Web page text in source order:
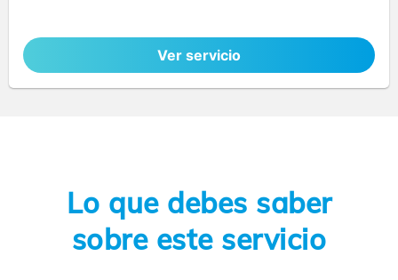
Ver servicio
Lo que debes saber
sobre este servicio